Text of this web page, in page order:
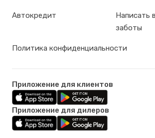
Автокредит
Написать
заботы
Политика конфиденциальности
Приложение для клиентов
Приложение для дилеров